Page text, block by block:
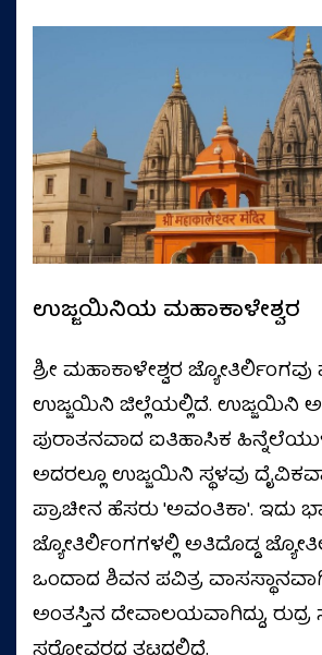
ಉಜ್ಜಯಿನಿಯ ಮಹಾಕಾಳೇಶ್ವರ
ಶ್ರೀ ಮಹಾಕಾಳೇಶ್ವರ
ಉಜ್ಜಯಿನಿ ಜಿಲ್ಲೆಯಲ್ಲಿದೆ. ಉಜ್ಜಯಿನಿ
ಪುರಾತನವಾದ ಐತಿಹಾಸಿಕ
ಅದರಲ್ಲೂ ಉಜ್ಜಯಿನಿ ಸ್ಥಳವು
ಪ್ರಾಚೀನ ಹೆಸರು 'ಅವಂತಿಕಾ'. ಇದು
ಜ್ಯೋತಿರ್ಲಿಂಗಗಳಲ್ಲಿ ಅತಿದೊಡ್ಡ
ಒಂದಾದ ಶಿವನ ಪವಿತ್ರ
ಅಂತಸ್ತಿನ ದೇವಾಲಯವಾಗಿದ್ದು, ರುದ್ರ